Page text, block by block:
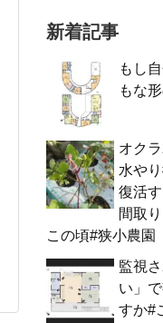
新着記事
もし
もな
オク
水や
復活
間取
この頃#狭小農園
監視
い」
すか#